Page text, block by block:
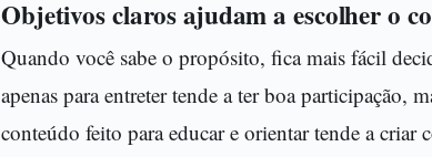
Objetivos claros ajudam a escolher o
Quando você sabe o propósito, fica mais fácil
apenas para entreter tende a ter boa participação,
conteúdo feito para educar e orientar tende a criar